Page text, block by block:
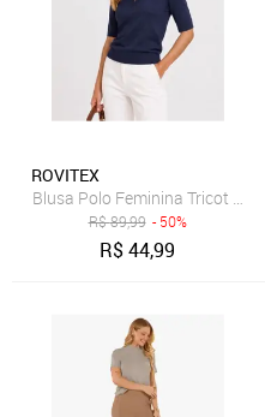
ROVITEX
Blusa Polo Feminina Tricot
R$89,99 - 50%
R$44,99